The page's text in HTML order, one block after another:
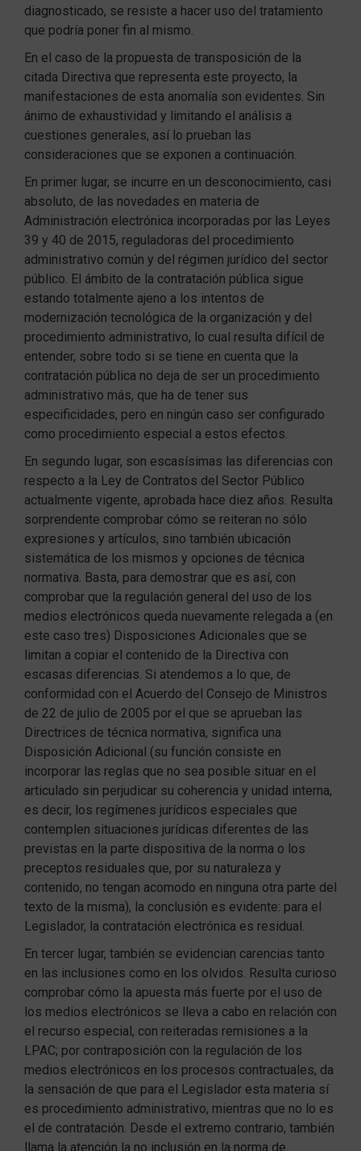
diagnosticado, se resiste a hacer uso del tratamiento
que podría poner fin al mismo.
En el caso de la propuesta de transposición de la
citada Directiva que representa este proyecto, la
manifestaciones de esta anomalía son evidentes. Sin
ánimo de exhaustividad y limitando el análisis a
cuestiones generales, así lo prueban las
consideraciones que se exponen a continuación.
En primer lugar, se incurre en un desconocimiento, casi
absoluto, de las novedades en materia de
Administración electrónica incorporadas por las Leyes
39 y 40 de 2015, reguladoras del procedimiento
administrativo común y del régimen jurídico del sector
público. El ámbito de la contratación pública sigue
estando totalmente ajeno a los intentos de
modernización tecnológica de la organización y del
procedimiento administrativo, lo cual resulta difícil de
entender, sobre todo si se tiene en cuenta que la
contratación pública no deja de ser un procedimiento
administrativo más, que ha de tener sus
especificidades, pero en ningún caso ser configurado
como procedimiento especial a estos efectos.
En segundo lugar, son escasísimas las diferencias con
respecto a la Ley de Contratos del Sector Público
actualmente vigente, aprobada hace diez años. Resulta
sorprendente comprobar cómo se reiteran no sólo
expresiones y artículos, sino también ubicación
sistemática de los mismos y opciones de técnica
normativa. Basta, para demostrar que es así, con
comprobar que la regulación general del uso de los
medios electrónicos queda nuevamente relegada a (en
este caso tres) Disposiciones Adicionales que se
limitan a copiar el contenido de la Directiva con
escasas diferencias. Si atendemos a lo que, de
conformidad con el Acuerdo del Consejo de Ministros
de 22 de julio de 2005 por el que se aprueban las
Directrices de técnica normativa, significa una
Disposición Adicional (su función consiste en
incorporar las reglas que no sea posible situar en el
articulado sin perjudicar su coherencia y unidad interna,
es decir, los regímenes jurídicos especiales que
contemplen situaciones jurídicas diferentes de las
previstas en la parte dispositiva de la norma o los
preceptos residuales que, por su naturaleza y
contenido, no tengan acomodo en ninguna otra parte del
texto de la misma), la conclusión es evidente: para el
Legislador, la contratación electrónica es residual.
En tercer lugar, también se evidencian carencias tanto
en las inclusiones como en los olvidos. Resulta curioso
comprobar cómo la apuesta más fuerte por el uso de
los medios electrónicos se lleva a cabo en relación con
el recurso especial, con reiteradas remisiones a la
LPAC; por contraposición con la regulación de los
medios electrónicos en los procesos contractuales, da
la sensación de que para el Legislador esta materia sí
es procedimiento administrativo, mientras que no lo es
el de contratación. Desde el extremo contrario, también
llama la atención la no inclusión en la norma de